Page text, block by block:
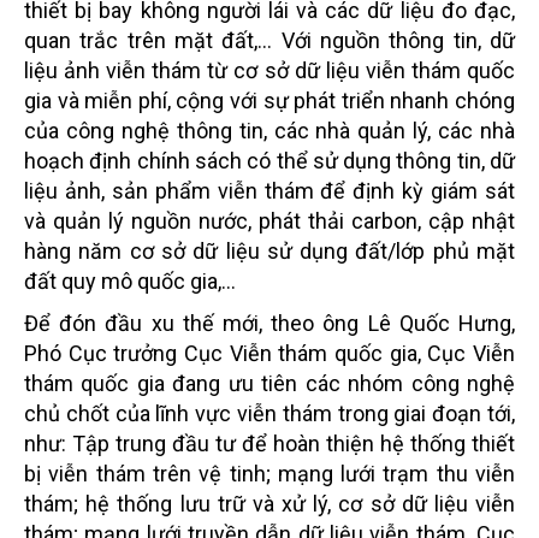
thiết bị bay không người lái và các dữ liệu đo đạc,
quan trắc trên mặt đất,... Với nguồn thông tin, dữ
liệu ảnh viễn thám từ cơ sở dữ liệu viễn thám quốc
gia và miễn phí, cộng với sự phát triển nhanh chóng
của công nghệ thông tin, các nhà quản lý, các nhà
hoạch định chính sách có thể sử dụng thông tin, dữ
liệu ảnh, sản phẩm viễn thám để định kỳ giám sát
và quản lý nguồn nước, phát thải carbon, cập nhật
hàng năm cơ sở dữ liệu sử dụng đất/lớp phủ mặt
đất quy mô quốc gia,…
Để đón đầu xu thế mới, theo ông Lê Quốc Hưng,
Phó Cục trưởng Cục Viễn thám quốc gia, Cục Viễn
thám quốc gia đang ưu tiên các nhóm công nghệ
chủ chốt của lĩnh vực viễn thám trong giai đoạn tới,
như: Tập trung đầu tư để hoàn thiện hệ thống thiết
bị viễn thám trên vệ tinh; mạng lưới trạm thu viễn
thám; hệ thống lưu trữ và xử lý, cơ sở dữ liệu viễn